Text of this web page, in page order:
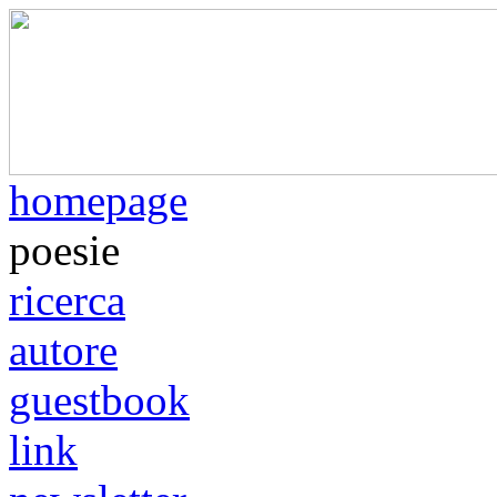
homepage
poesie
ricerca
autore
guestbook
link